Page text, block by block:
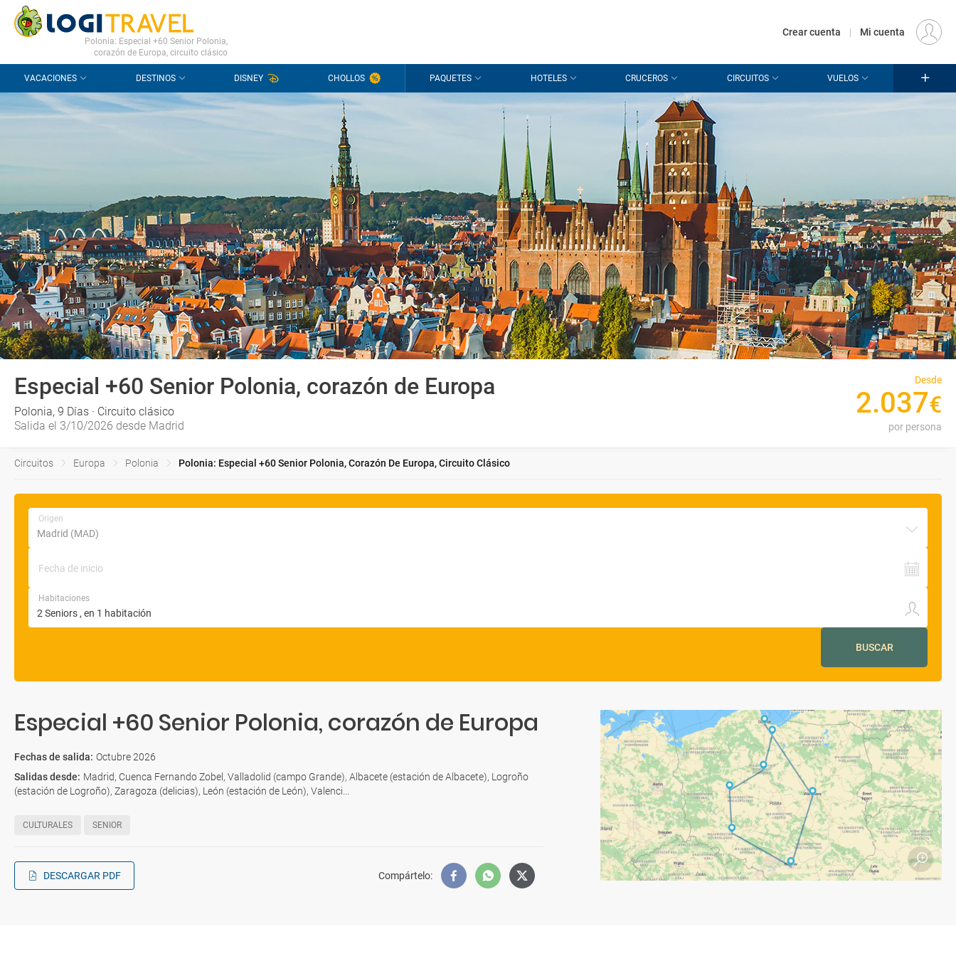
CONTACTO PREGUNTAS FRECUENTES
Polonia: Especial +60 Senior Polonia,
corazón de Europa, circuito clásico
Crear cuenta | Mi cuenta
VACACIONES DESTINOS DISNEY CHOLLOS PAQUETES HOTELES CRUCEROS CIRCUITOS VUELOS
Especial +60 Senior Polonia, corazón de Europa
Polonia, 9 Días · Circuito clásico
Salida el 3/10/2026 desde Madrid
Desde
2.037€
por persona
Circuitos Europa Polonia Polonia: Especial +60 Senior Polonia, Corazón De Europa, Circuito Clásico
Origen
Fecha de inicio
Habitaciones
BUSCAR
Especial +60 Senior Polonia, corazón de Europa
CULTURALES SENIOR
Fechas de salida: Octubre 2026
Salidas desde: Madrid, Cuenca Fernando Zobel, Valladolid (campo Grande), Albacete (estación de Albacete), Logroño
(estación de Logroño), Zaragoza (delicias), León (estación de León), Valenci...
DESCARGAR PDF Compártelo: